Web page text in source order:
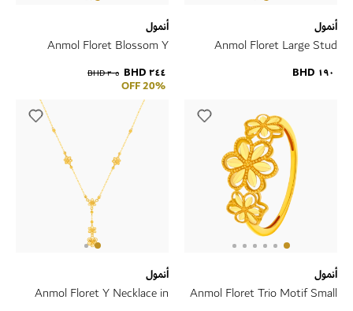
أنمول
Anmol Floret Large Stud
١٩٠ BHD
أنمول
Anmol Floret Blossom Y
٢٤٤ BHD ٣٠٥ BHD
20% OFF
أنمول
Anmol Floret Trio Motif Small
أنمول
Anmol Floret Y Necklace in